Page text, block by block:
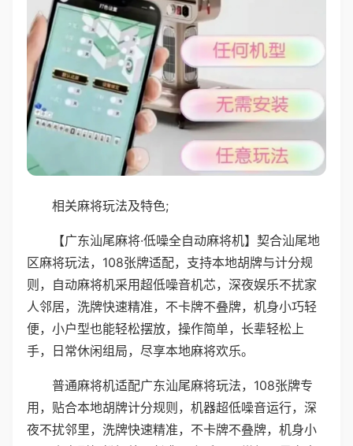
相关麻将玩法及特色;
【广东汕尾麻将·低噪全自动麻将机】契合汕尾地
区麻将玩法，108张牌适配，支持本地胡牌与计分规
则，自动麻将机采用超低噪音机芯，深夜娱乐不扰家
人邻居，洗牌快速精准，不卡牌不叠牌，机身小巧轻
便，小户型也能轻松摆放，操作简单，长辈轻松上
手，日常休闲组局，尽享本地麻将欢乐。
普通麻将机适配广东汕尾麻将玩法，108张牌专
用，贴合本地胡牌计分规则，机器超低噪音运行，深
夜不扰邻里，洗牌快速精准，不卡牌不叠牌，机身小